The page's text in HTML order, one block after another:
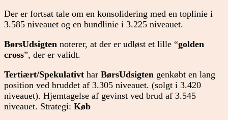
Der er fortsat tale om en konsolidering med en toplinie i
3.585 niveauet og en bundlinie i 3.225 niveauet.
BørsUdsigten noterer, at der er udløst et lille “golden
cross”, der er validt.
Tertiært/Spekulativt har BørsUdsigten genkøbt en lang
position ved bruddet af 3.305 niveauet. (solgt i 3.420
niveauet). Hjemtagelse af gevinst ved brud af 3.545
niveauet. Strategi: Køb